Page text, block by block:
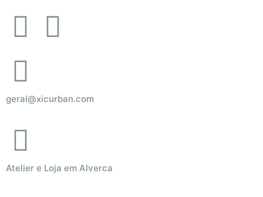
geral@xicurban.com
Atelier e Loja em Alverca